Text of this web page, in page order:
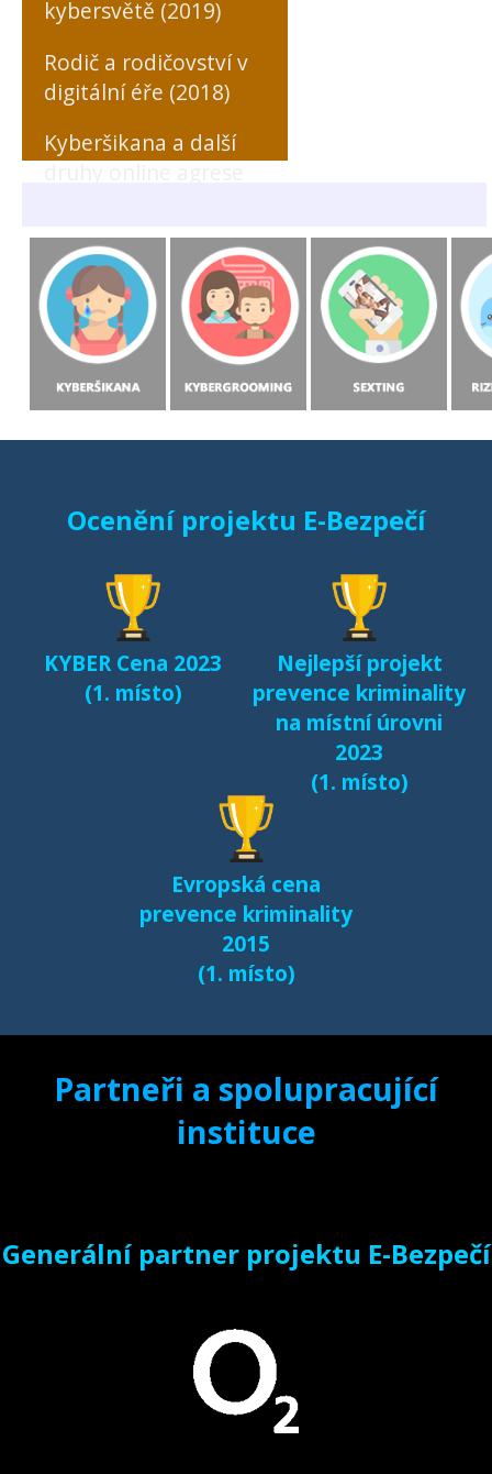
kybersvětě (2019)
Rodič a rodičovství v
digitální éře (2018)
Kyberšikana a další
(MONO, 2018)
Rizikové formy
chování českých a
slovenských dětí v
prostředí internetu
(MONO, 2015)
Sexting a rizikové
dětí v kyberprostoru
Fenomén Minecraft v
českém prostředí
Další výsledky jsou k
samostatné stránce
e-bezpeci.cz/vyzkum.
Ocenění projektu E-Bezpečí
KYBER Cena 2023
(1. místo)
Nejlepší projekt
prevence kriminality
na místní úrovni
2023
(1. místo)
Evropská cena
prevence kriminality
2015
(1. místo)
Partneři a spolupracující
instituce
Generální partner projektu E-Bezpečí